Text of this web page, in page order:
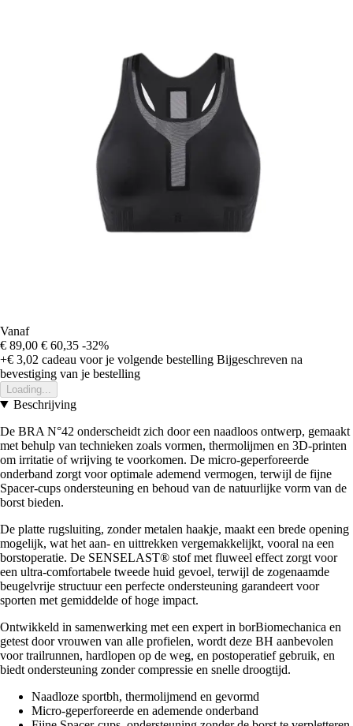
Vanaf
€ 89,00 € 60,35 -32%
+€ 3,02 cadeau voor je volgende bestelling Bijgeschreven na
bevestiging van je bestelling
Loading...
Beschrijving
De BRA N°42 onderscheidt zich door een naadloos ontwerp, gemaakt
met behulp van technieken zoals vormen, thermolijmen en 3D-printen
om irritatie of wrijving te voorkomen. De micro-geperforeerde
onderband zorgt voor optimale ademend vermogen, terwijl de fijne
Spacer-cups ondersteuning en behoud van de natuurlijke vorm van de
borst bieden.
De platte rugsluiting, zonder metalen haakje, maakt een brede opening
mogelijk, wat het aan- en uittrekken vergemakkelijkt, vooral na een
borstoperatie. De SENSELAST® stof met fluweel effect zorgt voor
een ultra-comfortabele tweede huid gevoel, terwijl de zogenaamde
beugelvrije structuur een perfecte ondersteuning garandeert voor
sporten met gemiddelde of hoge impact.
Ontwikkeld in samenwerking met een expert in borBiomechanica en
getest door vrouwen van alle profielen, wordt deze BH aanbevolen
voor trailrunnen, hardlopen op de weg, en postoperatief gebruik, en
biedt ondersteuning zonder compressie en snelle droogtijd.
Naadloze sportbh, thermolijmend en gevormd
Micro-geperforeerde en ademende onderband